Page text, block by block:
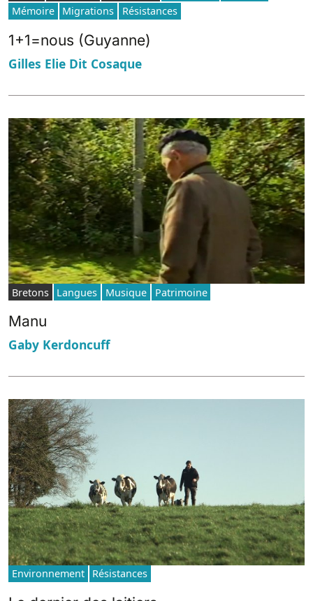
Mémoire
Migrations Résistances
1+1=nous (Guyanne)
Gilles Elie Dit Cosaque
Bretons Langues Musique Patrimoine
Manu
Gaby Kerdoncuff
Environnement Résistances